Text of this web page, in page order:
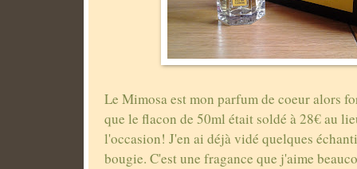
Le Mimosa est mon parfum de coeur alors
que le flacon de 50ml était soldé à 28€ au
l'occasion! J'en ai déjà vidé quelques
bougie. C'est une fragance que j'aime